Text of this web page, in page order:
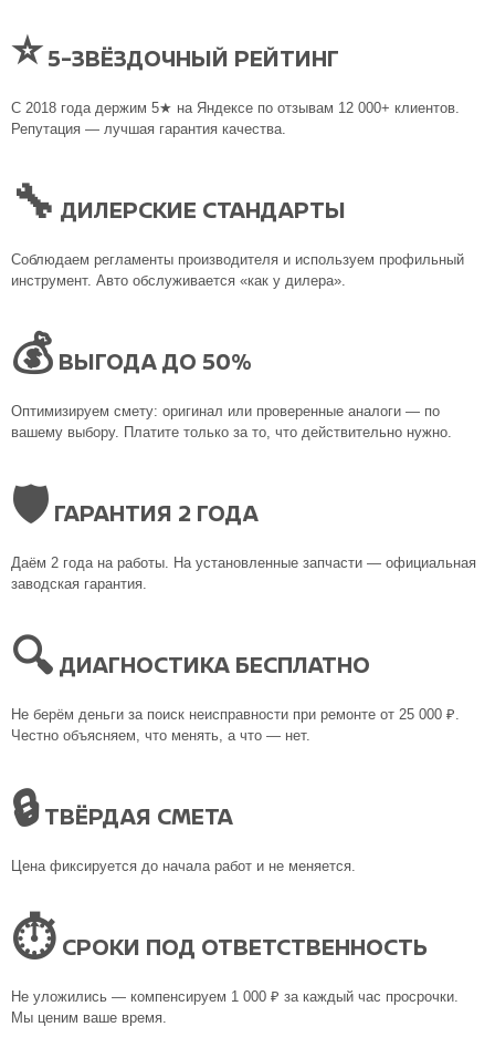
⭐ 5-ЗВЁЗДОЧНЫЙ РЕЙТИНГ
С 2018 года держим 5★ на Яндексе по отзывам 12 000+ клиентов.
Репутация — лучшая гарантия качества.
🔧 ДИЛЕРСКИЕ СТАНДАРТЫ
Соблюдаем регламенты производителя и используем профильный
инструмент. Авто обслуживается «как у дилера».
💰 ВЫГОДА ДО 50%
Оптимизируем смету: оригинал или проверенные аналоги — по
вашему выбору. Платите только за то, что действительно нужно.
🛡 ГАРАНТИЯ 2 ГОДА
Даём 2 года на работы. На установленные запчасти — официальная
заводская гарантия.
🔍 ДИАГНОСТИКА БЕСПЛАТНО
Не берём деньги за поиск неисправности при ремонте от 25 000 ₽.
Честно объясняем, что менять, а что — нет.
🔒ТВЁРДАЯ СМЕТА
Цена фиксируется до начала работ и не меняется.
⏱ СРОКИ ПОД ОТВЕТСТВЕННОСТЬ
Не уложились — компенсируем 1 000 ₽ за каждый час просрочки.
Мы ценим ваше время.